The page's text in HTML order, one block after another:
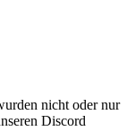
nicht oder nur
Discord